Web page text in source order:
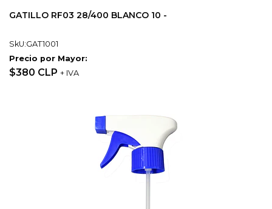
GATILLO RF03 28/400 BLANCO 10 -
SkU:GAT1001
Precio por Mayor:
$380 CLP + IVA